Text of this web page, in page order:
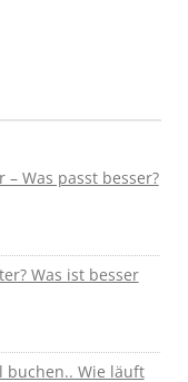
Was passt besser?
Was ist besser
buchen.. Wie läuft